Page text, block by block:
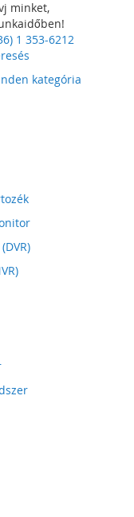
minket,
1 353-6212
kategória